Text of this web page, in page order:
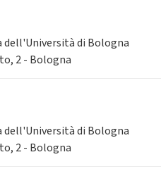
dell'Università di Bologna
2 - Bologna
dell'Università di Bologna
2 - Bologna